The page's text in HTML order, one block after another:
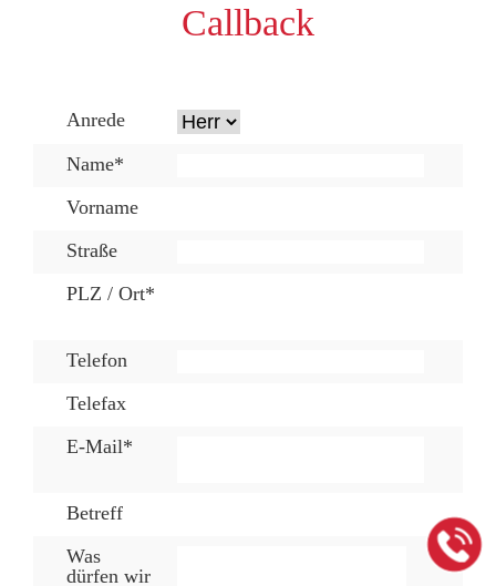
Callback
Anrede
Name*
Vorname
Straße
PLZ / Ort*
Telefon
Telefax
E-Mail*
Betreff
Was
dürfen wir